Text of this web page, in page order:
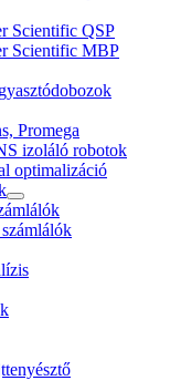
Scientific QSP
Scientific MBP
Promega
izoláló robotok
optimalizáció